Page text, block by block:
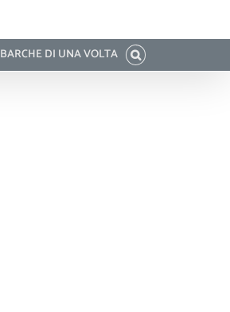
BARCHE DI UNA VOLTA